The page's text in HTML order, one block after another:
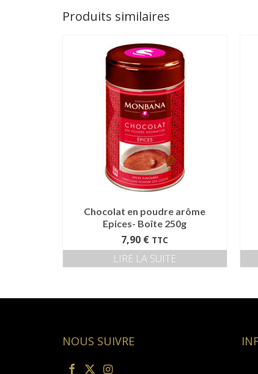
Produits similaires
Chocolat en poudre arôme
Epices- Boîte 250g
7,90 € TTC
LIRE LA SUITE
NOUS SUIVRE